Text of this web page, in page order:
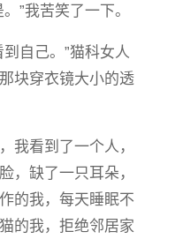
”我苦笑了一下。
自己。”猫科女人
块穿衣镜大小的透
我看到了一个人，
，缺了一只耳朵，
的我，每天睡眠不
的我，拒绝邻居家